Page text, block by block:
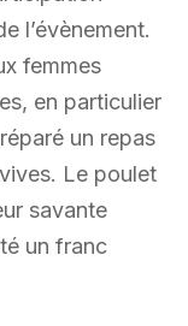
l’évènement.
femmes
en particulier
un repas
Le poulet
savante
un franc